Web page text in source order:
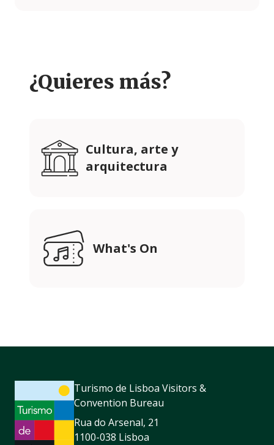
¿Quieres más?
Cultura, arte y
arquitectura
What's On
Turismo de Lisboa Visitors &
Convention Bureau
Rua do Arsenal, 21
1100-038 Lisboa